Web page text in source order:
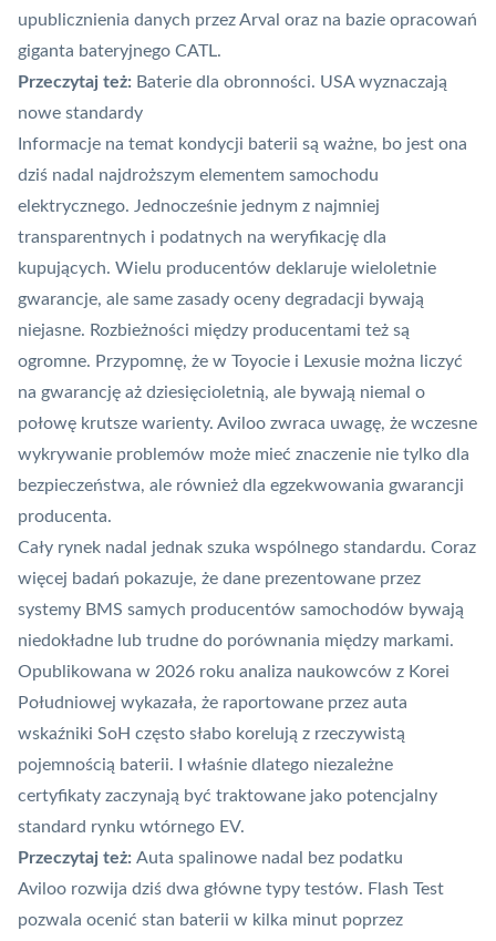
upublicznienia danych przez Arval oraz na bazie opracowań
giganta bateryjnego CATL.
Przeczytaj też: Baterie dla obronności. USA wyznaczają
nowe standardy
Informacje na temat kondycji baterii są ważne, bo jest ona
dziś nadal najdroższym elementem samochodu
elektrycznego. Jednocześnie jednym z najmniej
transparentnych i podatnych na weryfikację dla
kupujących. Wielu producentów deklaruje wieloletnie
gwarancje, ale same zasady oceny degradacji bywają
niejasne. Rozbieżności między producentami też są
ogromne. Przypomnę, że w Toyocie i Lexusie można liczyć
na gwarancję aż dziesięcioletnią, ale bywają niemal o
połowę krutsze warienty. Aviloo zwraca uwagę, że wczesne
wykrywanie problemów może mieć znaczenie nie tylko dla
bezpieczeństwa, ale również dla egzekwowania gwarancji
producenta.
Cały rynek nadal jednak szuka wspólnego standardu. Coraz
więcej badań pokazuje, że dane prezentowane przez
systemy BMS samych producentów samochodów bywają
niedokładne lub trudne do porównania między markami.
Opublikowana w 2026 roku analiza naukowców z Korei
Południowej wykazała, że raportowane przez auta
wskaźniki SoH często słabo korelują z rzeczywistą
pojemnością baterii. I właśnie dlatego niezależne
certyfikaty zaczynają być traktowane jako potencjalny
standard rynku wtórnego EV.
Przeczytaj też: Auta spalinowe nadal bez podatku
Aviloo rozwija dziś dwa główne typy testów. Flash Test
pozwala ocenić stan baterii w kilka minut poprzez